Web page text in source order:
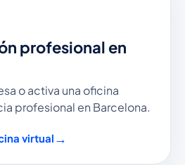
profesional en
o activa una oficina
profesional en Barcelona.
virtual